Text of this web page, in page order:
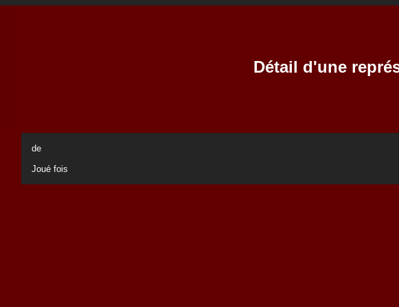
Détail d'une
de
Joué fois